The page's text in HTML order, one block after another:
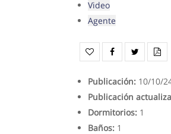
Video
Agente
Publicación: 10/10/
Publicación
Dormitorios: 1
Baños: 1